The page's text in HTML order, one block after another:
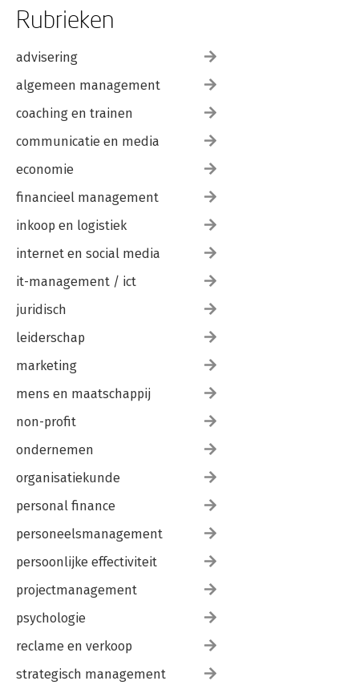
Rubrieken
advisering
algemeen management
coaching en trainen
communicatie en media
economie
financieel management
inkoop en logistiek
internet en social media
it-management / ict
juridisch
leiderschap
marketing
mens en maatschappij
non-profit
ondernemen
organisatiekunde
personal finance
personeelsmanagement
persoonlijke effectiviteit
projectmanagement
psychologie
reclame en verkoop
strategisch management